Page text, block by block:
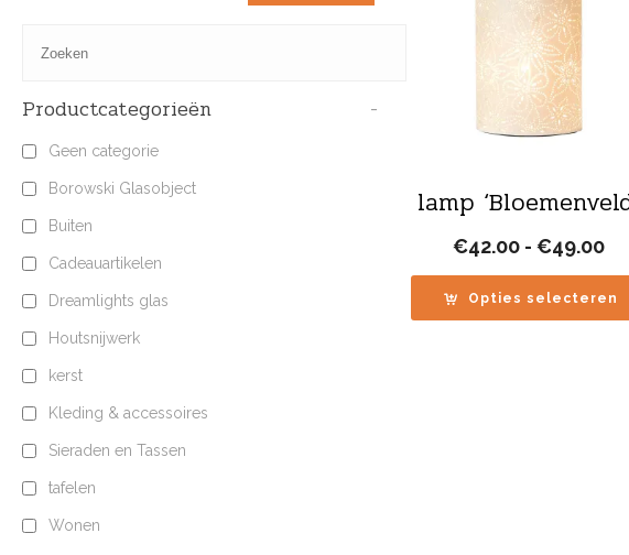
lamp
€42.00 - €49.00
tot
Opties selecteren
Productcategorieën -
Geen categorie
Borowski Glasobject
Buiten
Cadeauartikelen
Dreamlights glas
Houtsnijwerk
kerst
Kleding & accessoires
Sieraden en Tassen
tafelen
Wonen